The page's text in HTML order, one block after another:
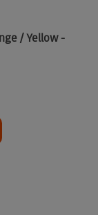
/ Yellow -